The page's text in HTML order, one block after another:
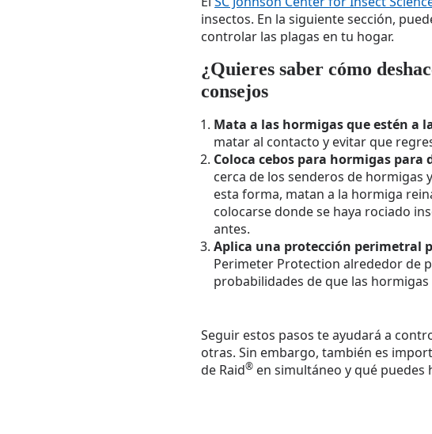
insectos. En la siguiente sección,
controlar las plagas en tu hogar.
¿Quieres saber cómo
consejos
Mata a las hormigas que estén a
matar al contacto y evitar que
Coloca cebos para hormigas
cerca de los senderos de hormigas
esta forma, matan a la hormiga
colocarse donde se haya rociado
antes.
Aplica una protección perimetral
Perimeter Protection alrededor de
probabilidades de que las
Seguir estos pasos te ayudará a
otras. Sin embargo, también es
de Raid® en simultáneo y qué